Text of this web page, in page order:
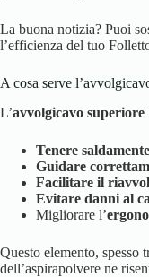
La buona notizia? Puoi
l’efficienza del tuo
A cosa serve
L’avvolgicavo superiore
Tenere
Guidare
Facilitare il
Evitare danni al
Migliorare l’
Questo elemento, spesso
dell’aspirapolvere ne